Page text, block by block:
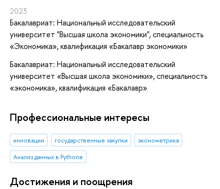
2023
Бакалавриат: Национальный исследовательский
университет "Высшая школа экономики", специальность
«Экономика», квалификация «Бакалавр экономики»
Бакалавриат: Национальный исследовательский
университет «Высшая школа экономики», специальность
«экономика», квалификация «Бакалавр»
Профессиональные интересы
инновации государственные закупки
эконометрика
Анализ данных в Pythone
Достижения и поощрения